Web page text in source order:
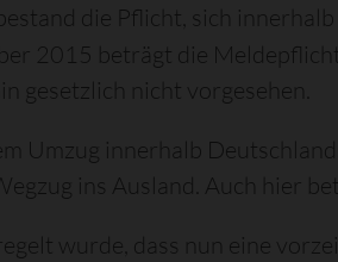
die Pflicht, sich
2015 beträgt die
gesetzlich nicht vorgesehen.
Umzug innerhalb
ins Ausland. Auch hier
wurde, dass nun eine